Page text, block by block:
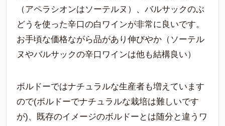
（アペラシオンはソーテルヌ）、バルサックのぶ
どうを使った辛口の白ワインが非常に良いです。
お手頃な価格ながら品があり伸びやか（ソーテル
ヌやバルサックの辛口ワインは他も結構良い）
ボルドーではナチュラルな生産者も増えています
ので(ボルドーでナチュラルな栽培は難しいです
が)、既存のイメージのボルドーとは随分と違うワ